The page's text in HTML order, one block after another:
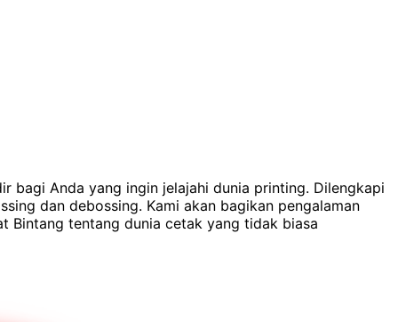
bagi Anda yang ingin jelajahi dunia printing. Dilengkapi
dan debossing. Kami akan bagikan pengalaman
Bintang tentang dunia cetak yang tidak biasa